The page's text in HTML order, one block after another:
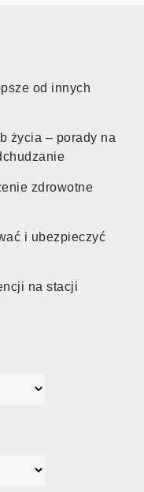
od innych
życia – porady na
zdrowotne
i ubezpieczyć
na stacji